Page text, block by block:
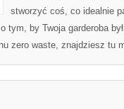
stworzyć coś, co idealnie
tym, by Twoja garderoba
zero waste, znajdziesz tu